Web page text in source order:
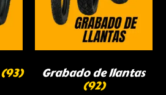
(93) Grabado de llantas
(92)